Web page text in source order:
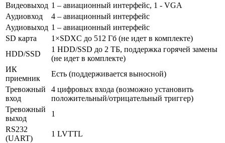
Видеовыход 1 – авиационный интерфейс, 1 - VGA
Аудиовход
4 – авиационный интерфейс
Аудиовыход 1 – авиационный интерфейс
SD карта
1×SDXC до 512 Гб (не идет в комплекте)
HDD/SSD
1 HDD/SSD до 2 ТБ, поддержка горячей замены
(не идет в комплекте)
ИК
приемник
Есть (поддерживается выносной)
Тревожный
вход
4 цифровых входа (возможно установить
положительный/отрицательный триггер)
Тревожный
выход
1
RS232
(UART)
1 LVTTL